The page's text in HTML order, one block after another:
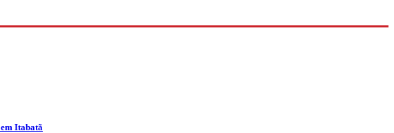
Itabatã